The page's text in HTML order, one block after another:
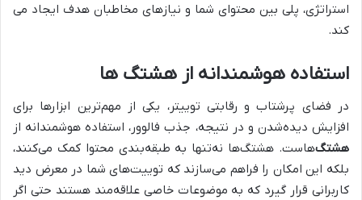
استراتژی، پلی بین محتوای شما و نیازهای مخاطبان هدف ایجاد می
کند.
استفاده هوشمندانه از هشتگ ها
در فضای پرشتاب و رقابتی توییتر، یکی از مهم‌ترین ابزارها برای
افزایش دیده‌شدن و در نتیجه، جذب فالوور، استفاده هوشمندانه از
هشتگ‌هاست. هشتگ‌ها نه‌تنها به طبقه‌بندی محتوا کمک می‌کنند،
بلکه این امکان را فراهم می‌سازند که توییت‌های شما در معرض دید
کاربرانی قرار گیرد که به موضوعات خاصی علاقه‌مند هستند حتی اگر